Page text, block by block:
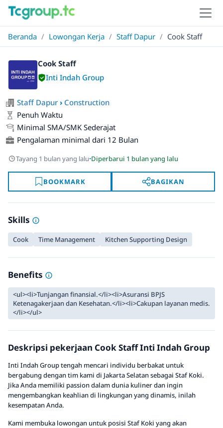
Beranda / Lowongan Kerja / Staff Dapur / Cook Staff
Cook Staff
Inti Indah Group
Staff Dapur › Construction
Penuh Waktu
Minimal SMA/SMK Sederajat
Pengalaman minimal dari 12 Bulan
Tayang 1 bulan yang lalu·Diperbarui 1 bulan yang lalu
BOOKMARK BAGIKAN
Skills
Cook Time Management Kitchen Supporting Design
Benefits
<ul><li>Tunjangan finansial.</li><li>Asuransi BPJS
Ketenagakerjaan dan Kesehatan.</li><li>Cakupan layanan medis.
</li></ul>
Deskripsi pekerjaan Cook Staff Inti Indah Group
Inti Indah Group tengah mencari individu berbakat untuk
bergabung dengan tim kami di Jakarta Selatan sebagai Staf Koki.
Jika Anda memiliki passion dalam dunia kuliner dan ingin
mengembangkan keahlian di lingkungan yang dinamis, inilah
kesempatan Anda.
Kami membuka lowongan untuk posisi Staf Koki yang akan